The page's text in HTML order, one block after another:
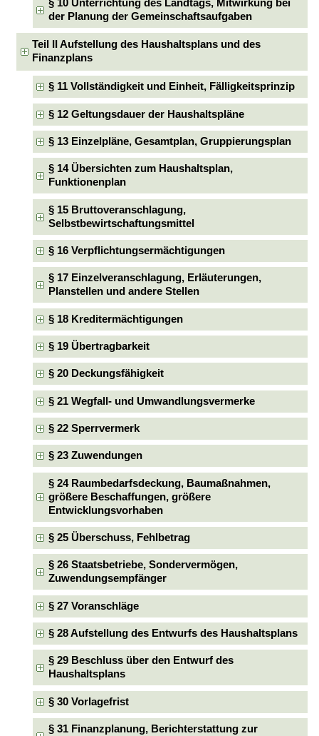
§ 10 Unterrichtung des Landtags, Mitwirkung bei
der Planung der Gemeinschaftsaufgaben
Teil II Aufstellung des Haushaltsplans und des
Finanzplans
§ 11 Vollständigkeit und Einheit, Fälligkeitsprinzip
§ 12 Geltungsdauer der Haushaltspläne
§ 13 Einzelpläne, Gesamtplan, Gruppierungsplan
§ 14 Übersichten zum Haushaltsplan,
Funktionenplan
§ 15 Bruttoveranschlagung,
Selbstbewirtschaftungsmittel
§ 16 Verpflichtungsermächtigungen
§ 17 Einzelveranschlagung, Erläuterungen,
Planstellen und andere Stellen
§ 18 Kreditermächtigungen
§ 19 Übertragbarkeit
§ 20 Deckungsfähigkeit
§ 21 Wegfall- und Umwandlungsvermerke
§ 22 Sperrvermerk
§ 23 Zuwendungen
§ 24 Raumbedarfsdeckung, Baumaßnahmen,
größere Beschaffungen, größere
Entwicklungsvorhaben
§ 25 Überschuss, Fehlbetrag
§ 26 Staatsbetriebe, Sondervermögen,
Zuwendungsempfänger
§ 27 Voranschläge
§ 28 Aufstellung des Entwurfs des Haushaltsplans
§ 29 Beschluss über den Entwurf des
Haushaltsplans
§ 30 Vorlagefrist
§ 31 Finanzplanung, Berichterstattung zur